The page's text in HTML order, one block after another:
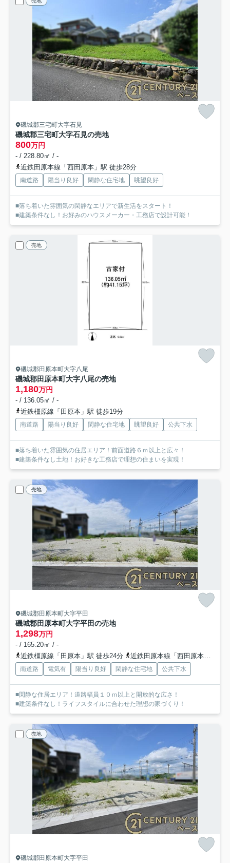
磯城郡三宅町大字石見
磯城郡三宅町大字石見の売地
800万円
- / 228.80㎡ / -
近鉄田原本線「西田原本」駅 徒歩28分
南道路 陽当り良好 閑静な住宅地 眺望良好
■落ち着いた雰囲気の閑静なエリアで新生活をスタート！
■建築条件なし！お好みのハウスメーカー・工務店で設計可能！
売地
磯城郡田原本町大字八尾
磯城郡田原本町大字八尾の売地
1,180万円
- / 136.05㎡ / -
近鉄橿原線「田原本」駅 徒歩19分
南道路 陽当り良好 閑静な住宅地 眺望良好 公共下水
■落ち着いた雰囲気の住居エリア！前面道路６ｍ以上と広々！
■建築条件なし土地！お好きな工務店で理想の住まいを実現！
売地
磯城郡田原本町大字平田
磯城郡田原本町大字平田の売地
1,298万円
- / 165.20㎡ / -
近鉄橿原線「田原本」駅 徒歩24分
近鉄田原本線「西田原本」駅 徒歩25分
南道路 電気有 陽当り良好 閑静な住宅地 公共下水
■閑静な住居エリア！道路幅員１０ｍ以上と開放的な広さ！
■建築条件なし！ライフスタイルに合わせた理想の家づくり！
売地
磯城郡田原本町大字平田